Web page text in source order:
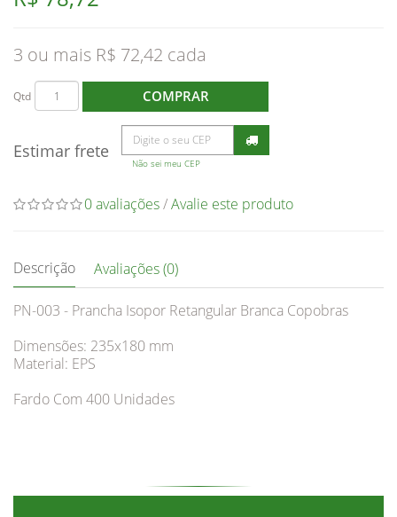
3 ou mais R$ 72,42
Qtd COMPRAR
Estimar frete
Não sei meu CEP
0 avaliações/Avalie este produto
Descrição Avaliações (0)
PN-003 - Prancha Isopor Retangular Branca Copobras
Dimensões: 235x180 mm
Material: EPS
Fardo Com 400 Unidades